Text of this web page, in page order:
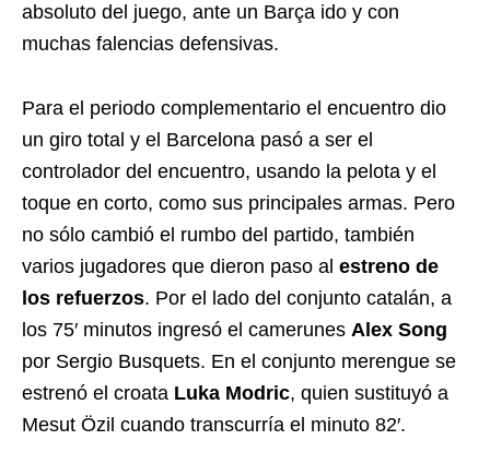
absoluto del juego, ante un Barça ido y con
muchas falencias defensivas.
Para el periodo complementario el encuentro dio
un giro total y el Barcelona pasó a ser el
controlador del encuentro, usando la pelota y el
toque en corto, como sus principales armas. Pero
no sólo cambió el rumbo del partido, también
varios jugadores que dieron paso al estreno de
los refuerzos. Por el lado del conjunto catalán, a
los 75′ minutos ingresó el camerunes Alex Song
por Sergio Busquets. En el conjunto merengue se
estrenó el croata Luka Modric, quien sustituyó a
Mesut Özil cuando transcurría el minuto 82′.